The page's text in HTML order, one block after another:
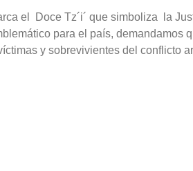
el Doce Tz´i´ que simboliza la
para el país, demandamos
y sobrevivientes del conflicto